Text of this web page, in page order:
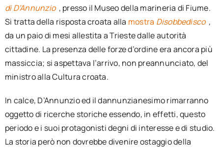
di D’Annunzio , presso il Museo della marineria di Fiume.
Si tratta della risposta croata alla mostra Disobbedisco ,
da un paio di mesi allestita a Trieste dalle autorità
cittadine. La presenza delle forze d’ordine era ancora più
massiccia; si aspettava l’arrivo, non preannunciato, del
ministro alla Cultura croata.
In calce, D’Annunzio ed il dannunzianesimo rimarranno
oggetto di ricerche storiche essendo, in effetti, questo
periodo e i suoi protagonisti degni di interesse e di studio.
La storia però non dovrebbe divenire ostaggio della